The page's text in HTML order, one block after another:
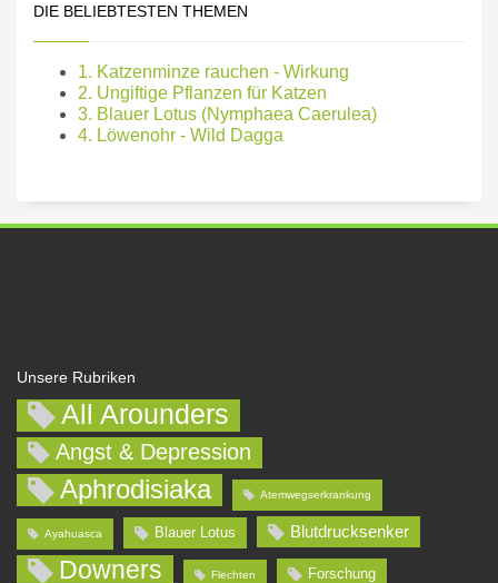
DIE BELIEBTESTEN THEMEN
1. Katzenminze rauchen - Wirkung
2. Ungiftige Pflanzen für Katzen
3. Blauer Lotus (Nymphaea Caerulea)
4. Löwenohr - Wild Dagga
Unsere Rubriken
All Arounders
Angst & Depression
Aphrodisiaka Atemwegserkrankung
Ayahuasca Blauer Lotus Blutdrucksenker
Downers Flechten Forschung